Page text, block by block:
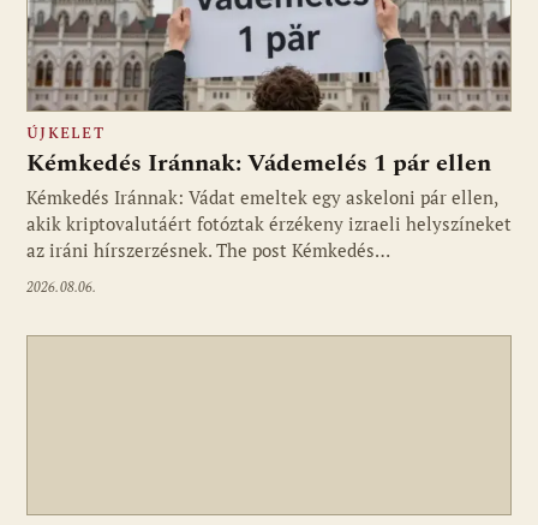
ÚJKELET
Kémkedés Iránnak: Vádemelés 1 pár ellen
Kémkedés Iránnak: Vádat emeltek egy askeloni pár ellen,
akik kriptovalutáért fotóztak érzékeny izraeli helyszíneket
az iráni hírszerzésnek. The post Kémkedés…
2026.08.06.